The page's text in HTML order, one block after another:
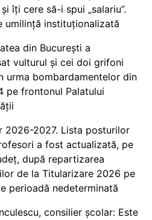
îți cere să-i spui „salariu”.
umilință instituționalizată
din București a
vulturul și cei doi grifoni
urma bombardamentelor din
pe frontonul Palatului
2026-2027. Lista posturilor
a fost actualizată, pe
după repartizarea
de la Titularizare 2026 pe
perioadă nedeterminată
consilier școlar: Este